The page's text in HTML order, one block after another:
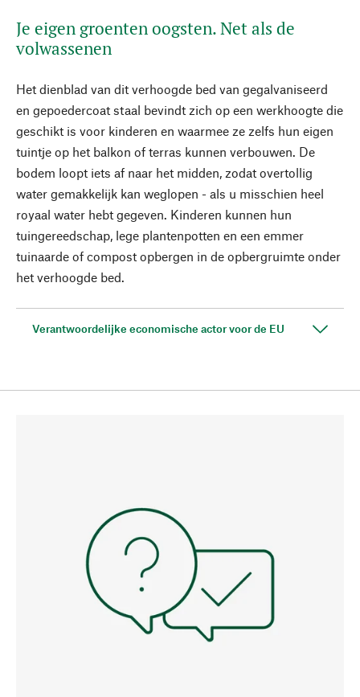
Je eigen groenten oogsten. Net als de
volwassenen
Het dienblad van dit verhoogde bed van gegalvaniseerd
en gepoedercoat staal bevindt zich op een werkhoogte die
geschikt is voor kinderen en waarmee ze zelfs hun eigen
tuintje op het balkon of terras kunnen verbouwen. De
bodem loopt iets af naar het midden, zodat overtollig
water gemakkelijk kan weglopen - als u misschien heel
royaal water hebt gegeven. Kinderen kunnen hun
tuingereedschap, lege plantenpotten en een emmer
tuinaarde of compost opbergen in de opbergruimte onder
het verhoogde bed.
Verantwoordelijke economische actor voor de EU